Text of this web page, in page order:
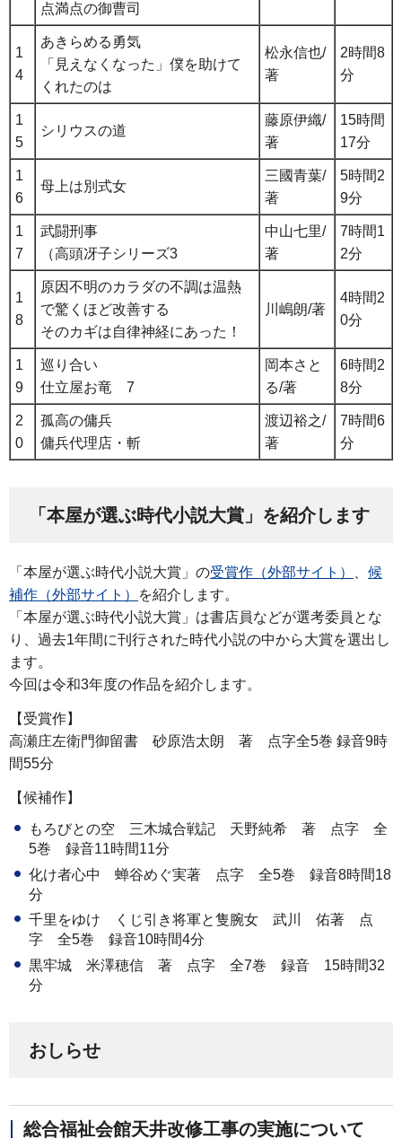
点満点の御曹司
1
4
あきらめる勇気
「見えなくなった」僕を助けて
くれたのは
松永信也/
著
2時間8
分
1
5
シリウスの道
藤原伊織/
著
15時間
17分
1
6
母上は別式女
三國青葉/
著
5時間2
9分
1
7
武闘刑事
（高頭冴子シリーズ3
中山七里/
著
7時間1
2分
1
8
原因不明のカラダの不調は温熱
で驚くほど改善する
そのカギは自律神経にあった！
川嶋朗/著
4時間2
0分
1
9
巡り合い
仕立屋お竜 7
岡本さと
る/著
6時間2
8分
2
0
孤高の傭兵
傭兵代理店・斬
渡辺裕之/
著
7時間6
分
「本屋が選ぶ時代小説大賞」を紹介します
「本屋が選ぶ時代小説大賞」の受賞作（外部サイト）
候
補作（外部サイト）
を紹介します。
「本屋が選ぶ時代小説大賞」は書店員などが選考委員とな
り、過去1年間に刊行された時代小説の中から大賞を選出し
ます。
今回は令和3年度の作品を紹介します。
【受賞作】
高瀬庄左衛門御留書 砂原浩太朗 著 点字全5巻 録音9時
間55分
【候補作】
もろびとの空 三木城合戦記 天野純希 著 点字 全
5巻 録音11時間11分
化け者心中 蝉谷めぐ実著 点字 全5巻 録音8時間18
分
千里をゆけ くじ引き将軍と隻腕女 武川 佑著 点
字 全5巻 録音10時間4分
黒牢城 米澤穂信 著 点字 全7巻 録音 15時間32
分
おしらせ
総合福祉会館天井改修工事の実施について